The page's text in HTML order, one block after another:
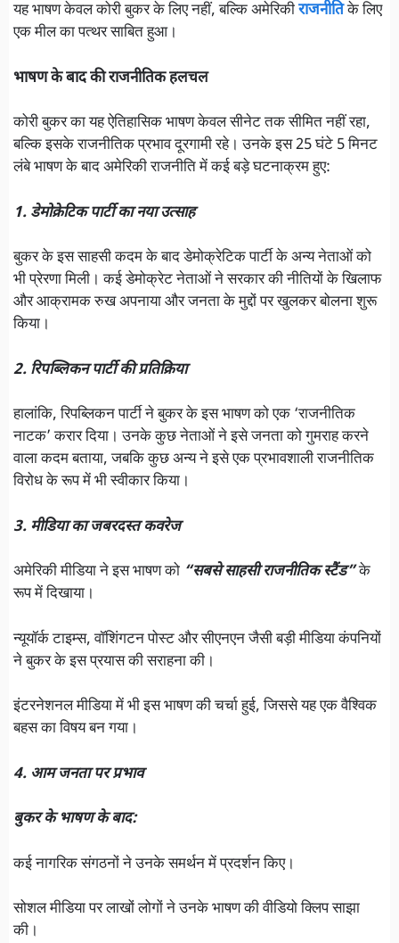
यह भाषण केवल कोरी बुकर के लिए नहीं, बल्कि अमेरिकीराजनीतिके लिए
एक मील का पत्थर साबित हुआ।
भाषण के बाद की राजनीतिक हलचल
कोरी बुकर का यह ऐतिहासिक भाषण केवल सीनेट तक सीमित नहीं रहा,
बल्कि इसके राजनीतिक प्रभाव दूरगामी रहे। उनके इस 25 घंटे 5 मिनट
लंबे भाषण के बाद अमेरिकी राजनीति में कई बड़े घटनाक्रम हुए:
1. डेमोक्रेटिक पार्टी का नया उत्साह
बुकर के इस साहसी कदम के बाद डेमोक्रेटिक पार्टी के अन्य नेताओं को
भी प्रेरणा मिली। कई डेमोक्रेट नेताओं ने सरकार की नीतियों के खिलाफ
और आक्रामक रुख अपनाया और जनता के मुद्दों पर खुलकर बोलना शुरू
किया।
2. रिपब्लिकन पार्टी की प्रतिक्रिया
हालांकि, रिपब्लिकन पार्टी ने बुकर के इस भाषण को एक ‘राजनीतिक
नाटक’ करार दिया। उनके कुछ नेताओं ने इसे जनता को गुमराह करने
वाला कदम बताया, जबकि कुछ अन्य ने इसे एक प्रभावशाली राजनीतिक
विरोध के रूप में भी स्वीकार किया।
3. मीडिया का जबरदस्त कवरेज
अमेरिकी मीडिया ने इस भाषण को “सबसे साहसी राजनीतिक स्टैंड”के
रूप में दिखाया।
न्यूयॉर्क टाइम्स, वॉशिंगटन पोस्ट और सीएनएन जैसी बड़ी मीडिया कंपनियों
ने बुकर के इस प्रयास की सराहना की।
इंटरनेशनल मीडिया में भी इस भाषण की चर्चा हुई, जिससे यह एक वैश्विक
बहस का विषय बन गया।
4. आम जनता पर प्रभाव
बुकर के भाषण के बाद:
कई नागरिक संगठनों ने उनके समर्थन में प्रदर्शन किए।
सोशल मीडिया पर लाखों लोगों ने उनके भाषण की वीडियो क्लिप साझा
की।